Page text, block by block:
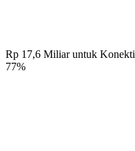
Rp 17,6 Miliar untuk
77%